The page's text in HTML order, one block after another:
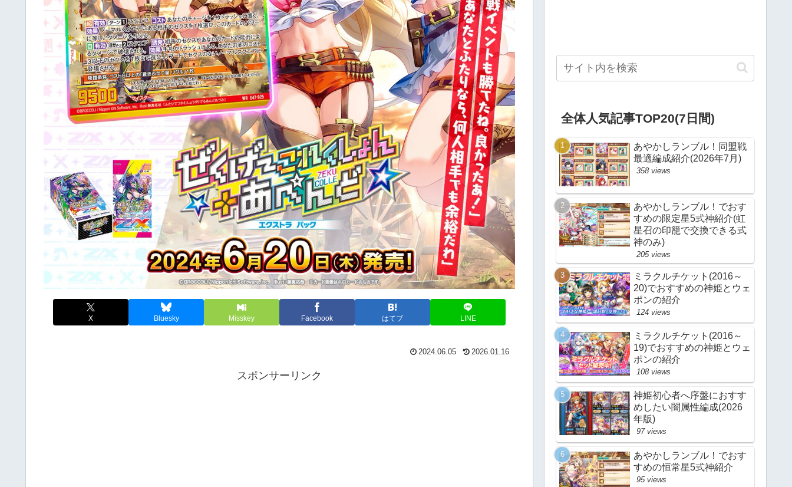
X Bluesky Misskey Facebook はてブ LINE
2024.06.05 2026.01.16
スポンサーリンク
全体人気記事TOP20(7日間)
あやかしランブル！同盟戦
最適編成紹介(2026年7月)
358 views
あやかしランブル！でおす
すめの限定星5式神紹介(虹
星召の印籠で交換できる式
神のみ)
205 views
ミラクルチケット(2016～
20)でおすすめの神姫とウェ
ポンの紹介
124 views
ミラクルチケット(2016～
19)でおすすめの神姫とウェ
ポンの紹介
108 views
神姫初心者へ序盤におすす
めしたい闇属性編成(2026
年版)
97 views
あやかしランブル！でおす
すめの恒常星5式神紹介
95 views